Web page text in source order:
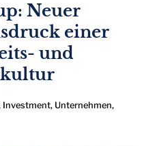
Neuer
einer
und
Investment, Unternehmen,